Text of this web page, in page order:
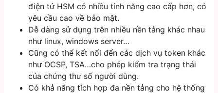
điện tử HSM có nhiều tính năng cao cấp hơn, có
yêu cầu cao về bảo mật.
Dễ dàng sử dụng trên nhiều nền tảng khác nhau
như linux, windows server…
Cũng có thể kết nối đến các dịch vụ token khác
như OCSP, TSA…cho phép kiểm tra trạng thái
của chứng thư số người dùng.
Có khả năng tích hợp đa nền tảng cho hệ thống